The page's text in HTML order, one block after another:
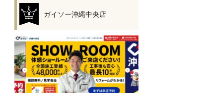
ガイソー沖縄中央店